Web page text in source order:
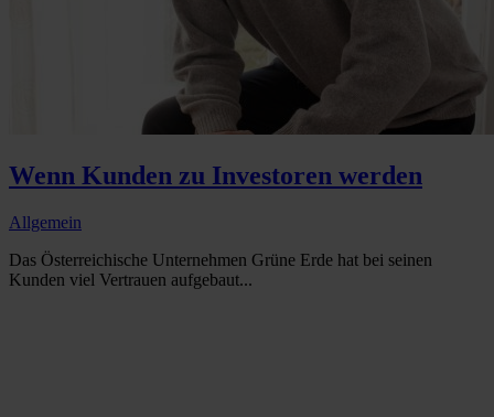
Wenn Kunden zu Investoren werden
Allgemein
Das Österreichische Unternehmen Grüne Erde hat bei seinen
Kunden viel Vertrauen aufgebaut...